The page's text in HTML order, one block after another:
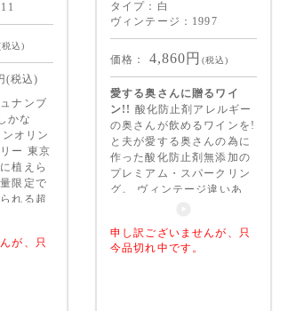
税込)
(税込)
ナンブ
かな
オリン
ー 東京
植えら
限定で
れる超
が、只
タイプ：白
ヴィンテージ：1997
価格： 4,860 円 (税込)
愛する奥さんに贈るワイ
ン!! 酸化防止剤アレルギー
の奥さんが飲めるワインを!
と夫が愛する奥さんの為に
作った酸化防止剤無添加の
プレミアム・スパークリン
グ。 ヴィンテージ違いあ
重な1本。
申し訳ございませんが、只
今品切れ中です。